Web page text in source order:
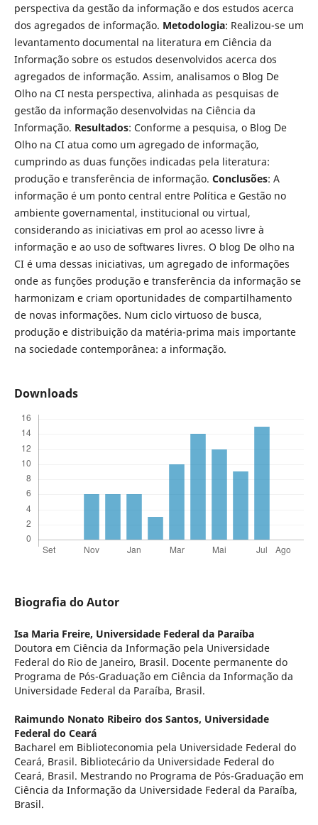
perspectiva da gestão da informação e dos estudos acerca
dos agregados de informação. Metodologia: Realizou-se um
levantamento documental na literatura em Ciência da
Informação sobre os estudos desenvolvidos acerca dos
agregados de informação. Assim, analisamos o Blog De
Olho na CI nesta perspectiva, alinhada as pesquisas de
gestão da informação desenvolvidas na Ciência da
Informação. Resultados: Conforme a pesquisa, o Blog De
Olho na CI atua como um agregado de informação,
cumprindo as duas funções indicadas pela literatura:
produção e transferência de informação. Conclusões: A
informação é um ponto central entre Política e Gestão no
ambiente governamental, institucional ou virtual,
considerando as iniciativas em prol ao acesso livre à
informação e ao uso de softwares livres. O blog De olho na
CI é uma dessas iniciativas, um agregado de informações
onde as funções produção e transferência da informação se
harmonizam e criam oportunidades de compartilhamento
de novas informações. Num ciclo virtuoso de busca,
produção e distribuição da matéria-prima mais importante
na sociedade contemporânea: a informação.
Downloads
Biografia do Autor
Isa Maria Freire, Universidade Federal da Paraíba
Doutora em Ciência da Informação pela Universidade
Federal do Rio de Janeiro, Brasil. Docente permanente do
Programa de Pós-Graduação em Ciência da Informação da
Universidade Federal da Paraíba, Brasil.
Raimundo Nonato Ribeiro dos Santos, Universidade
Federal do Ceará
Bacharel em Biblioteconomia pela Universidade Federal do
Ceará, Brasil. Bibliotecário da Universidade Federal do
Ceará, Brasil. Mestrando no Programa de Pós-Graduação em
Ciência da Informação da Universidade Federal da Paraíba,
Brasil.